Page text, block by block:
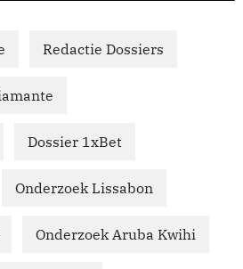
Redactie Dossiers
Dossier 1xBet
Onderzoek Lissabon
Onderzoek Aruba Kwihi